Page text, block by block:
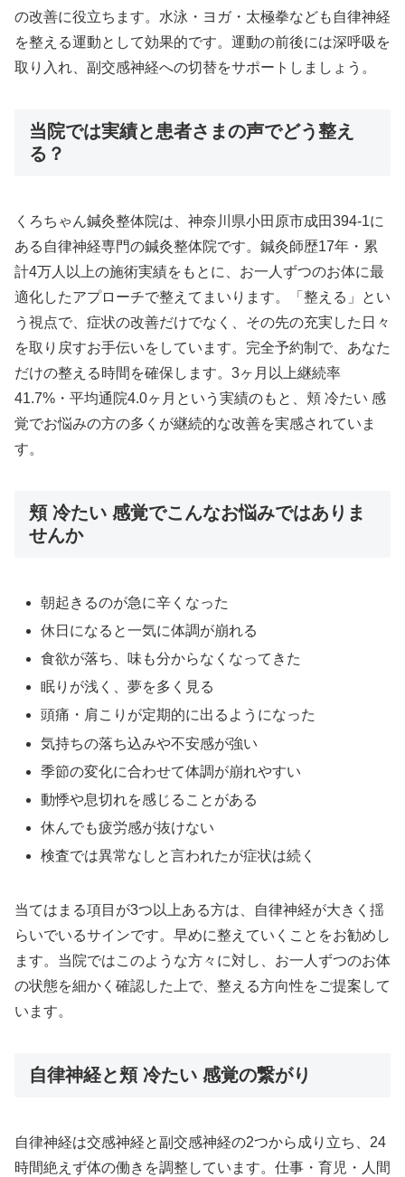
の改善に役立ちます。水泳・ヨガ・太極拳なども自律神経
を整える運動として効果的です。運動の前後には深呼吸を
取り入れ、副交感神経への切替をサポートしましょう。
当院では実績と患者さまの声でどう整え
る？
くろちゃん鍼灸整体院は、神奈川県小田原市成田394-1に
ある自律神経専門の鍼灸整体院です。鍼灸師歴17年・累
計4万人以上の施術実績をもとに、お一人ずつのお体に最
適化したアプローチで整えてまいります。「整える」とい
う視点で、症状の改善だけでなく、その先の充実した日々
を取り戻すお手伝いをしています。完全予約制で、あなた
だけの整える時間を確保します。3ヶ月以上継続率
41.7%・平均通院4.0ヶ月という実績のもと、頬 冷たい 感
覚でお悩みの方の多くが継続的な改善を実感されていま
す。
頬 冷たい 感覚でこんなお悩みではありま
せんか
朝起きるのが急に辛くなった
休日になると一気に体調が崩れる
食欲が落ち、味も分からなくなってきた
眠りが浅く、夢を多く見る
頭痛・肩こりが定期的に出るようになった
気持ちの落ち込みや不安感が強い
季節の変化に合わせて体調が崩れやすい
動悸や息切れを感じることがある
休んでも疲労感が抜けない
検査では異常なしと言われたが症状は続く
当てはまる項目が3つ以上ある方は、自律神経が大きく揺
らいでいるサインです。早めに整えていくことをお勧めし
ます。当院ではこのような方々に対し、お一人ずつのお体
の状態を細かく確認した上で、整える方向性をご提案して
います。
自律神経と頬 冷たい 感覚の繋がり
自律神経は交感神経と副交感神経の2つから成り立ち、24
時間絶えず体の働きを調整しています。仕事・育児・人間